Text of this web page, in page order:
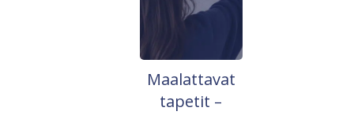
Maalattavat
tapetit –